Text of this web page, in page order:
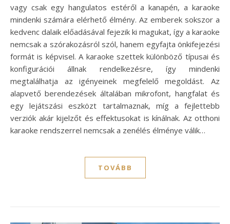
vagy csak egy hangulatos estéről a kanapén, a karaoke
mindenki számára elérhető élmény. Az emberek sokszor a
kedvenc dalaik előadásával fejezik ki magukat, így a karaoke
nemcsak a szórakozásról szól, hanem egyfajta önkifejezési
formát is képvisel. A karaoke szettek különböző típusai és
konfigurációi állnak rendelkezésre, így mindenki
megtalálhatja az igényeinek megfelelő megoldást. Az
alapvető berendezések általában mikrofont, hangfalat és
egy lejátszási eszközt tartalmaznak, míg a fejlettebb
verziók akár kijelzőt és effektusokat is kínálnak. Az otthoni
karaoke rendszerrel nemcsak a zenélés élménye válik…
TOVÁBB